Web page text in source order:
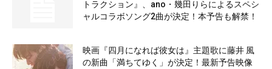
トラクション』、ano・幾田りらによるスペシ
ャルコラボソング2曲が決定！本予告も解禁！
映画『四月になれば彼女は』主題歌に藤井 風
の新曲「満ちてゆく」が決定！最新予告映像